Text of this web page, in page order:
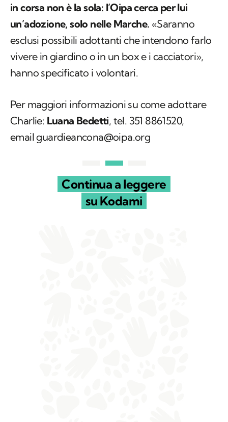
in corsa non è la sola: l’Oipacerca per lui
un’adozione, solo nelle Marche. «Saranno
esclusi possibili adottanti che intendono farlo
vivere in giardino o in un box e i cacciatori»,
hanno specificato i volontari.
Per maggiori informazioni su come adottare
Charlie: Luana Bedetti, tel. 351 8861520,
email guardieancona@oipa.org
Continua a leggere
su Kodami